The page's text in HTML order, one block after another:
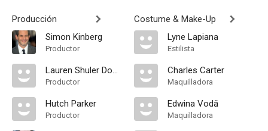
Producción
Simon Kinberg
Productor
Lauren Shuler Donner
Productor
Hutch Parker
Productor
Costume & Make-Up
Lyne Lapiana
Estilista
Charles Carter
Maquilladora
Edwina Vodă
Maquilladora